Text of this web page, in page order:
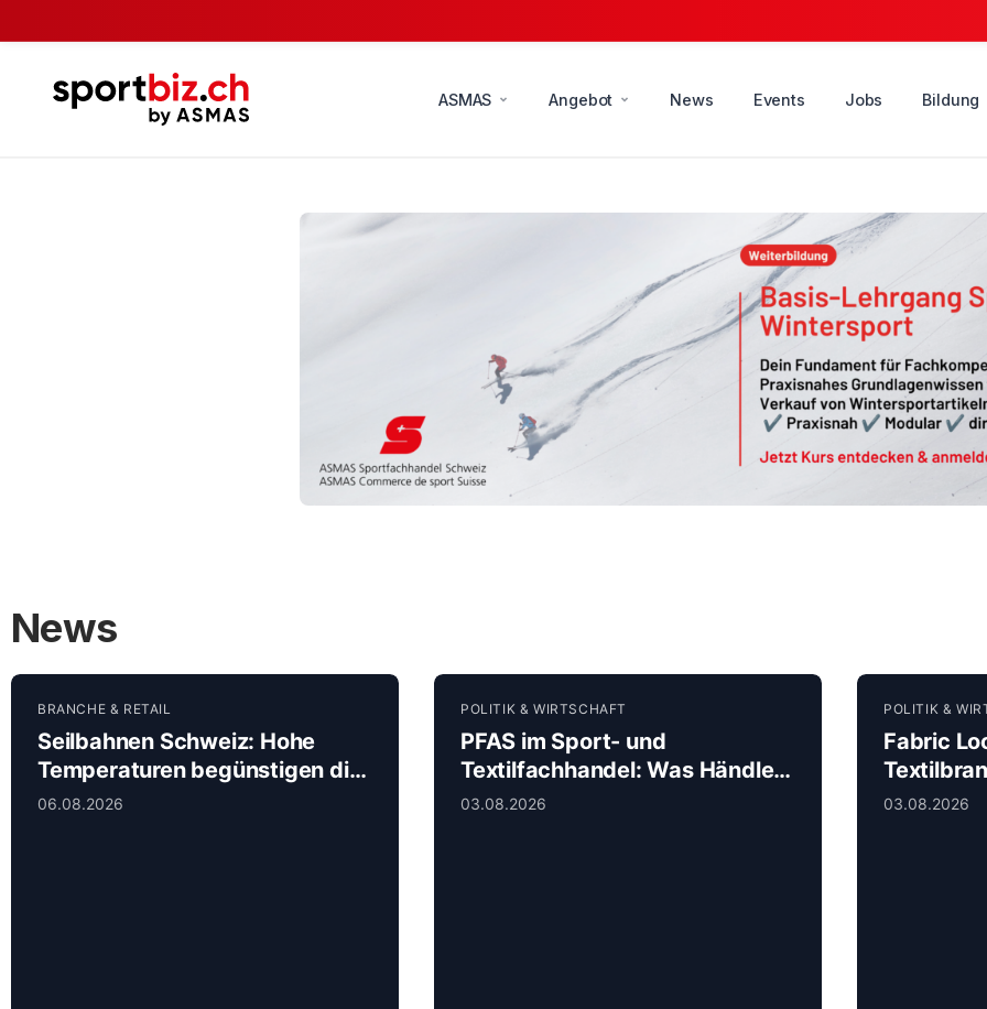
ASMAS Angebot News Events Jobs Bildung
News
BRANCHE & RETAIL
Seilbahnen Schweiz: Hohe
Temperaturen begünstigen die
Nachfrage in den Bergen
06.08.2026
POLITIK & WIRTSCHAFT
PFAS im Sport- und
Textilfachhandel: Was Händler
jetzt wissen müssen
03.08.2026
POLITIK &
Fabric
die
03.08.2026